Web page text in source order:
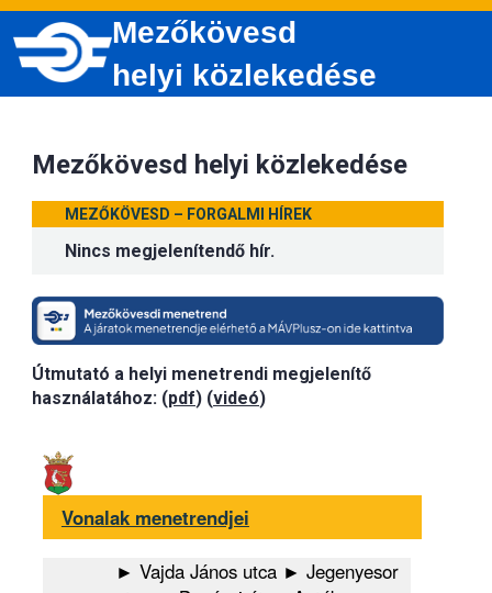
Mezőkövesd
helyi közlekedése
Mezőkövesd helyi közlekedése
MEZŐKÖVESD – FORGALMI HÍREK
Nincs megjelenítendő hír.
Útmutató a helyi menetrendi megjelenítő
használatához: (pdf) (videó)
Vonalak menetrendjei
► Vajda János utca ► Jegenyesor